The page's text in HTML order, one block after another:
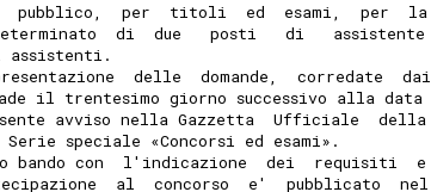
pubblico,  per  titoli  ed  esami,  per  la
di  due   posti   di   assistente
assistenti.
delle  domande,  corredate  dai
il trentesimo giorno successivo alla data
avviso nella Gazzetta  Ufficiale  della
speciale «Concorsi ed esami».
bando con  l'indicazione  dei  requisiti  e
al  concorso  e'  pubblicato  nel